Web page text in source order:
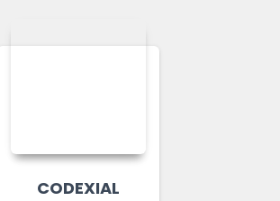
CODEXIAL